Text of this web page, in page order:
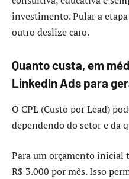
investimento. Pular a
outro deslize caro.
Quanto custa, em
LinkedIn Ads para
O CPL (Custo por Lead)
dependendo do setor e da
Para um orçamento inicial
R$ 3.000 por mês. Isso